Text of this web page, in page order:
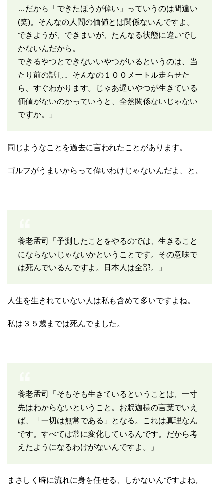
…だから「できたほうが偉い」っていうのは間違い
(笑)。そんなの人間の価値とは関係ないんですよ。
できようが、できまいが、たんなる状態に違いでし
かないんだから。
できるやつとできないいやつがいるというのは、当
たり前の話し。そんなの１００メートル走らせた
ら、すぐわかります。じゃあ遅いやつが生きている
価値がないのかっていうと、全然関係ないじゃない
ですか。」
同じようなことを過去に言われたことがあります。
ゴルフがうまいからって偉いわけじゃないんだよ、と。
養老孟司「予測したことをやるのでは、生きること
にならないじゃないかということです。その意味で
は死んでいるんですよ。日本人は全部。」
人生を生きれていない人は私も含めて多いですよね。
私は３５歳までは死んでました。
養老孟司「そもそも生きているということは、一寸
先はわからないということ。お釈迦様の言葉でいえ
ば、「一切は無常である」となる。これは真理なん
です。すべては常に変化しているんです。だから考
えたようになるわけがないんですよ。」
まさしく時に流れに身を任せる、しかないんですよね。